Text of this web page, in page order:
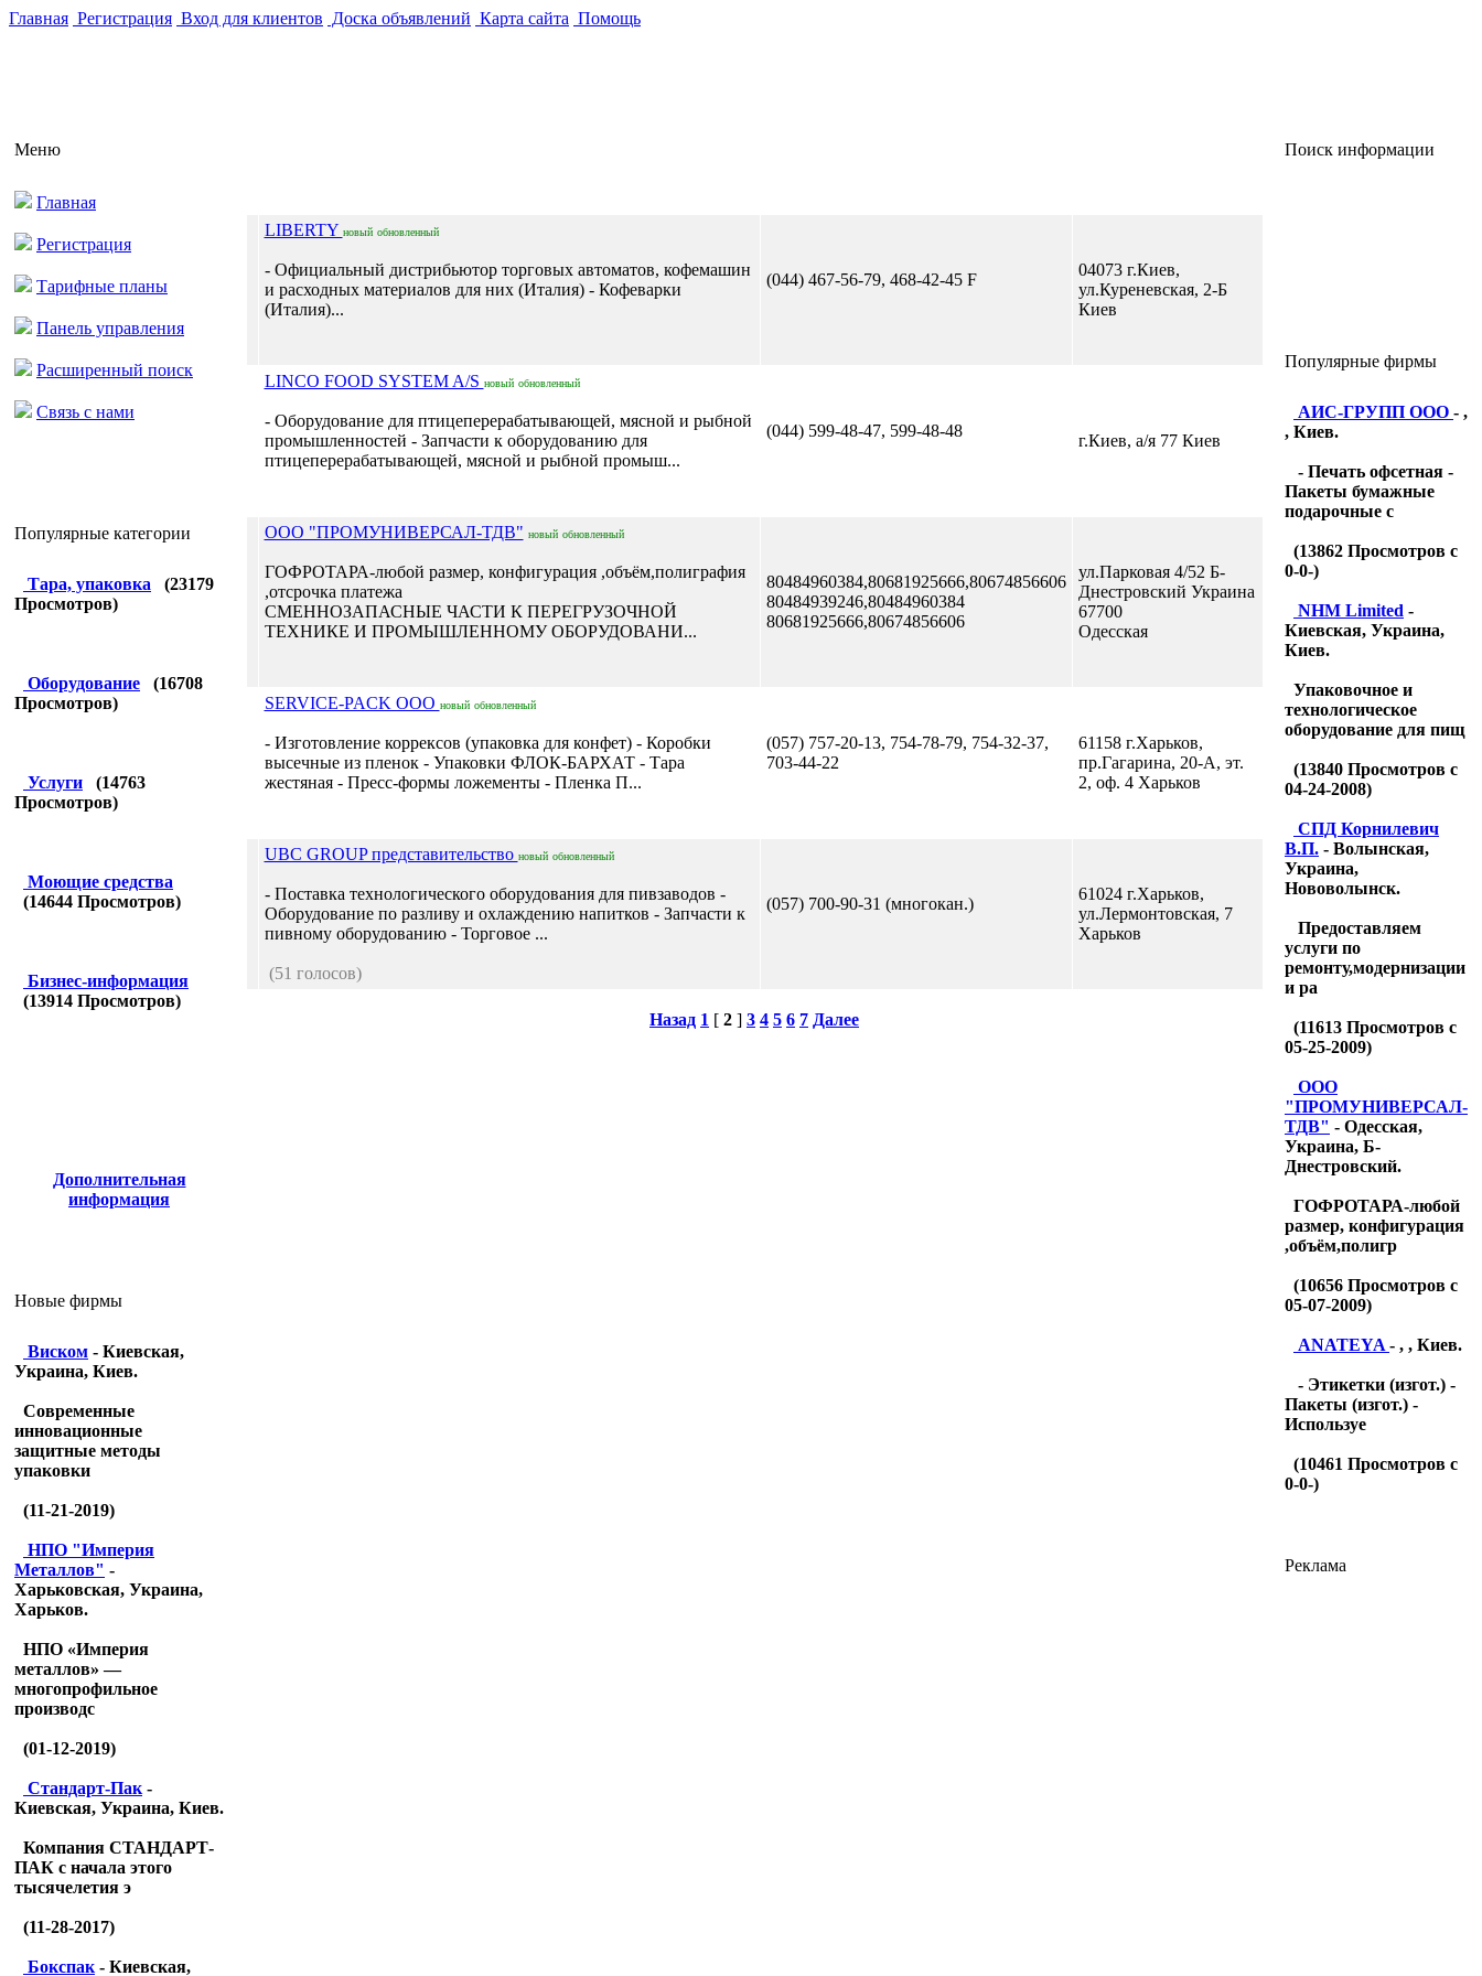
Главная Регистрация Вход для клиентов Доска объявлений Карта сайта Помощь
Меню
Главная
Регистрация
Тарифные планы
Панель управления
Расширенный поиск
Связь с нами
Популярные категории
Тара, упаковка (23179
Просмотров)
Оборудование (16708
Просмотров)
Услуги (14763
Просмотров)
Моющие средства
(14644 Просмотров)
Бизнес-информация
(13914 Просмотров)
Дополнительная
информация
Новые фирмы
Виском - Киевская,
Украина, Киев.
Современные
инновационные
защитные методы
упаковки
(11-21-2019)
НПО "Империя
Металлов" -
Харьковская, Украина,
Харьков.
НПО «Империя
металлов» —
многопрофильное
производс
(01-12-2019)
Стандарт-Пак -
Киевская, Украина, Киев.
Компания СТАНДАРТ-
ПАК с начала этого
тысячелетия э
(11-28-2017)
Бокспак - Киевская,
LIBERTY новый обновленный
- Официальный дистрибьютор торговых автоматов, кофемашин
и расходных материалов для них (Италия) - Кофеварки
(Италия)...
(044) 467-56-79, 468-42-45 F
04073 г.Киев,
ул.Куреневская, 2-Б
Киев
LINCO FOOD SYSTEM A/S новый обновленный
- Оборудование для птицеперерабатывающей, мясной и рыбной
промышленностей - Запчасти к оборудованию для
птицеперерабатывающей, мясной и рыбной промыш...
(044) 599-48-47, 599-48-48
г.Киев, а/я 77 Киев
OOO "ПРОМУНИВЕРСАЛ-ТДB" новый обновленный
ГОФРОТАРА-любой размер, конфигурация ,объём,полиграфия
,отсрочка платежа
СМЕННОЗАПАСНЫЕ ЧАСТИ К ПЕРЕГРУЗОЧНОЙ
ТЕХНИКЕ И ПРОМЫШЛЕННОМУ ОБОРУДОВАНИ...
80484960384,80681925666,80674856606
80484939246,80484960384
80681925666,80674856606
ул.Парковая 4/52 Б-
Днестровский Украина
67700
Одесская
SERVICE-PACK ООО новый обновленный
- Изготовление коррексов (упаковка для конфет) - Коробки
высечные из пленок - Упаковки ФЛОК-БАРХАТ - Тара
жестяная - Пресс-формы ложементы - Пленка П...
(057) 757-20-13, 754-78-79, 754-32-37,
703-44-22
61158 г.Харьков,
пр.Гагарина, 20-А, эт.
2, оф. 4 Харьков
UBC GROUP представительство новый обновленный
- Поставка технологического оборудования для пивзаводов -
Оборудование по разливу и охлаждению напитков - Запчасти к
пивному оборудованию - Торговое ...
(51 голосов)
(057) 700-90-31 (многокан.)
61024 г.Харьков,
ул.Лермонтовская, 7
Харьков
Назад 1 [ 2 ] 3 4 5 6 7 Далее
Поиск информации
Популярные фирмы
АИС-ГРУПП ООО - ,
, Киев.
- Печать офсетная -
Пакеты бумажные
подарочные с
(13862 Просмотров с
0-0-)
NHM Limited -
Киевская, Украина,
Киев.
Упаковочное и
технологическое
оборудование для пищ
(13840 Просмотров с
04-24-2008)
CПД Корнилевич
В.П. - Волынская,
Украина,
Нововолынск.
Предоставляем
услуги по
ремонту,модернизации
и ра
(11613 Просмотров с
05-25-2009)
OOO
"ПРОМУНИВЕРСАЛ-
ТДB" - Одесская,
Украина, Б-
Днестровский.
ГОФРОТАРА-любой
размер, конфигурация
,объём,полигр
(10656 Просмотров с
05-07-2009)
ANATEYA - , , Киев.
- Этикетки (изгот.) -
Пакеты (изгот.) -
Используе
(10461 Просмотров с
0-0-)
Реклама